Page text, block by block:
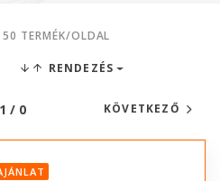
TERMÉK/OLDAL
RENDEZÉS
1 / 0 KÖVETKEZŐ